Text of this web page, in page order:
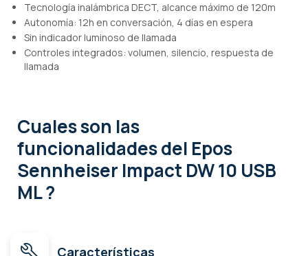
Tecnología inalámbrica DECT, alcance máximo de 120m
Autonomía: 12h en conversación, 4 días en espera
Sin indicador luminoso de llamada
Controles integrados: volumen, silencio, respuesta de
llamada
Cuales son las
funcionalidadesdel Epos
Sennheiser Impact DW 10 USB
ML ?
Características